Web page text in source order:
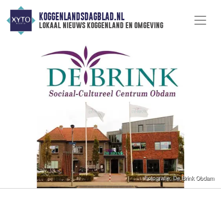
KOGGENLANDSDAGBLAD.NL
lokaal nieuws koggenland en omgeving